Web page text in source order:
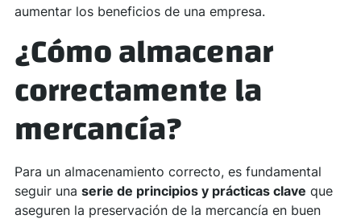
aumentar los beneficios de una empresa.
¿Cómo almacenar
correctamente la
mercancía?
Para un almacenamiento correcto, es fundamental
seguir una serie de principios y prácticas clave que
aseguren la preservación de la mercancía en buen